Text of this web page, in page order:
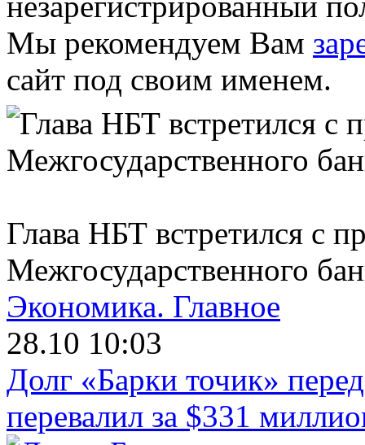
Мы рекомендуем Вам
сайт под своим именем.
Глава НБТ встретился с
Межгосударственного
Экономика. Главное
28.10 10:03
Долг «Барки точик»
перевалил за $331